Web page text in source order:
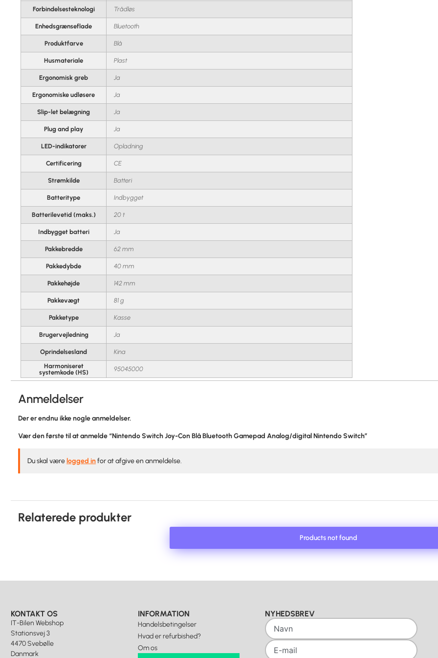
Forbindelsesteknologi Trådløs
Enhedsgrænseflade Bluetooth
Produktfarve Blå
Husmateriale Plast
Ergonomisk greb Ja
Ergonomiske udløsere Ja
Slip-let belægning Ja
Plug and play Ja
LED-indikatorer Opladning
Certificering CE
Strømkilde Batteri
Batteritype Indbygget
Batterilevetid (maks.) 20 t
Indbygget batteri Ja
Pakkebredde 62 mm
Pakkedybde 40 mm
Pakkehøjde 142 mm
Pakkevægt 81 g
Pakketype Kasse
Brugervejledning Ja
Oprindelsesland
Kina
Harmoniseret
systemkode (HS)
95045000
Anmeldelser
Der er endnu ikke nogle anmeldelser.
Vær den første til at anmelde “Nintendo Switch Joy-Con Blå Bluetooth Gamepad Analog/digital Nintendo Switch”
Du skal være logged infor at afgive en anmeldelse.
Relaterede produkter
Products not found
KONTAKT OS
IT-Bilen Webshop
Stationsvej 3
4470 Svebølle
Danmark
INFORMATION
Handelsbetingelser
Hvad er refurbished?
Om os
NYHEDSBREV